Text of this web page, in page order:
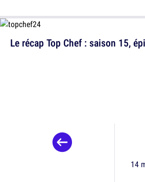
Le récap Top Chef : saison 15,
14